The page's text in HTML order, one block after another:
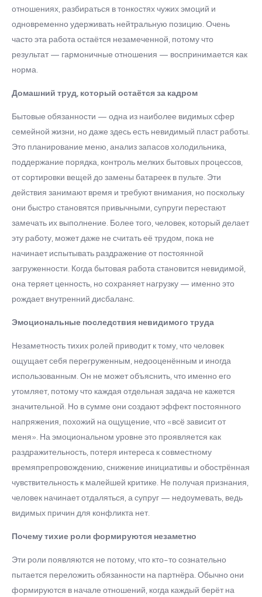
отношениях, разбираться в тонкостях чужих эмоций и
одновременно удерживать нейтральную позицию. Очень
часто эта работа остаётся незамеченной, потому что
результат — гармоничные отношения — воспринимается как
норма.
Домашний труд, который остаётся за кадром
Бытовые обязанности — одна из наиболее видимых сфер
семейной жизни, но даже здесь есть невидимый пласт работы.
Это планирование меню, анализ запасов холодильника,
поддержание порядка, контроль мелких бытовых процессов,
от сортировки вещей до замены батареек в пульте. Эти
действия занимают время и требуют внимания, но поскольку
они быстро становятся привычными, супруги перестают
замечать их выполнение. Более того, человек, который делает
эту работу, может даже не считать её трудом, пока не
начинает испытывать раздражение от постоянной
загруженности. Когда бытовая работа становится невидимой,
она теряет ценность, но сохраняет нагрузку — именно это
рождает внутренний дисбаланс.
Эмоциональные последствия невидимого труда
Незаметность тихих ролей приводит к тому, что человек
ощущает себя перегруженным, недооценённым и иногда
использованным. Он не может объяснить, что именно его
утомляет, потому что каждая отдельная задача не кажется
значительной. Но в сумме они создают эффект постоянного
напряжения, похожий на ощущение, что «всё зависит от
меня». На эмоциональном уровне это проявляется как
раздражительность, потеря интереса к совместному
времяпрепровождению, снижение инициативы и обострённая
чувствительность к малейшей критике. Не получая признания,
человек начинает отдаляться, а супруг — недоумевать, ведь
видимых причин для конфликта нет.
Почему тихие роли формируются незаметно
Эти роли появляются не потому, что кто-то сознательно
пытается переложить обязанности на партнёра. Обычно они
формируются в начале отношений, когда каждый берёт на